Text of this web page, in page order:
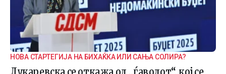
НОВА СТАРТЕГИЈА НА БИХАЌКА ИЛИ САЊА СОЛИРА?